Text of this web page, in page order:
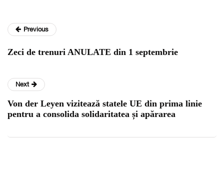
Previous
Zeci de trenuri ANULATE din 1 septembrie
Next
Von der Leyen vizitează statele UE din prima linie
pentru a consolida solidaritatea și apărarea